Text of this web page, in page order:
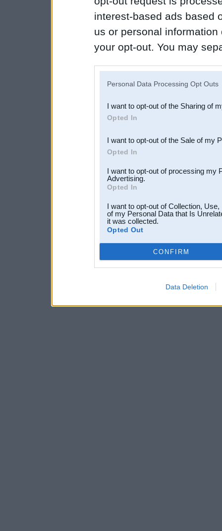
interest-based ads based
us or personal
your opt-out. You may
Downstream Participants
third parties.
Personal Data Processing Opt Outs
I want to opt-out of the Sharing of
Opted In
I want to opt-out of the Sale of my
Opted In
I want to opt-out of processing my
Advertising.
Opted In
I want to opt-out of Collection,
of my Personal Data that Is
it was collected.
Opted Out
CONFIRM
Data Deletion